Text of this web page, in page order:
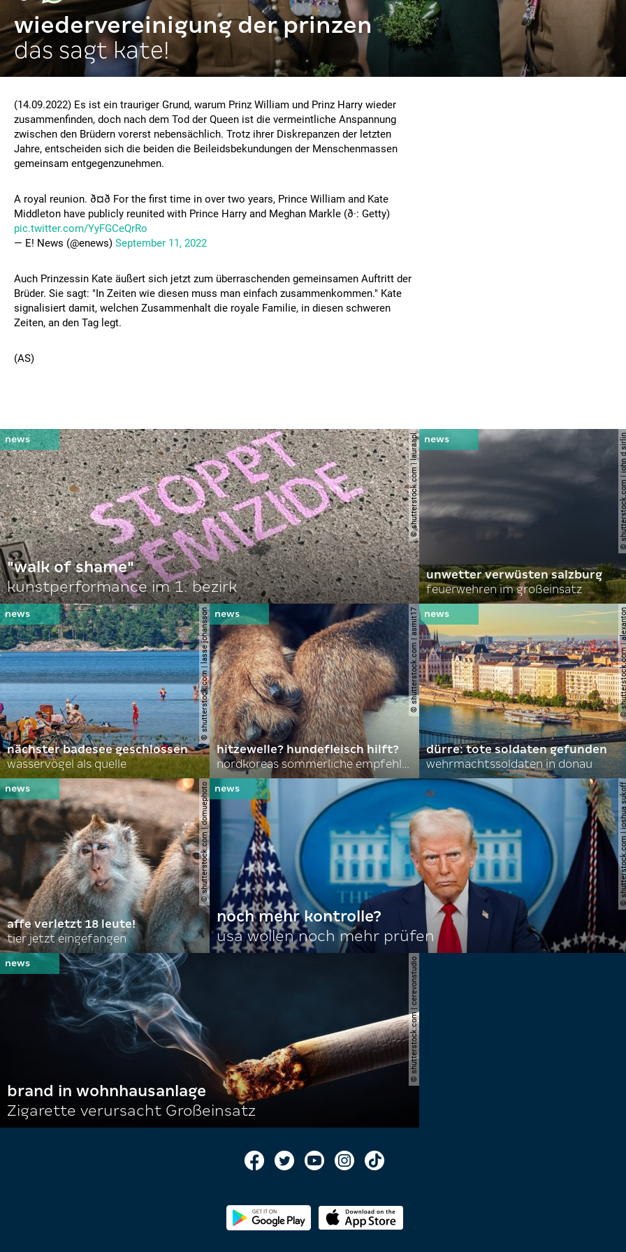
wiedervereinigung der prinzen
das sagt kate!
(14.09.2022) Es ist ein trauriger Grund, warum Prinz William und Prinz Harry wieder
zusammenfinden, doch nach dem Tod der Queen ist die vermeintliche Anspannung
zwischen den Brüdern vorerst nebensächlich. Trotz ihrer Diskrepanzen der letzten
Jahre, entscheiden sich die beiden die Beileidsbekundungen der Menschenmassen
gemeinsam entgegenzunehmen.
A royal reunion. ð¤ð For the first time in over two years, Prince William and Kate
Middleton have publicly reunited with Prince Harry and Meghan Markle (ð·: Getty)
pic.twitter.com/YyFGCeQrRo
— E! News (@enews) September 11, 2022
Auch Prinzessin Kate äußert sich jetzt zum überraschenden gemeinsamen Auftritt der
Brüder. Sie sagt: "In Zeiten wie diesen muss man einfach zusammenkommen." Kate
signalisiert damit, welchen Zusammenhalt die royale Familie, in diesen schweren
Zeiten, an den Tag legt.
(AS)
© shutterstock.com | lauraapl
"walk of shame"
kunstperformance im 1. bezirk
©
unwetter verwüsten salzburg
feuerwehren im großeinsatz
© shutterstock.com | lasse johansson
nächster badesee geschlossen
wasservögel als quelle
© shutterstock.com | asmit17
hitzewelle? hundefleisch hilft?
nordkoreas sommerliche empfehlungen
©
dürre: tote soldaten gefunden
wehrmachtssoldaten in donau
© shutterstock.com | domuephoto
affe verletzt 18 leute!
tier jetzt eingefangen
©
noch mehr kontrolle?
usa wollen noch mehr prüfen
© shutterstock.com | cerevonstudio
brand in wohnhausanlage
Zigarette verursacht Großeinsatz